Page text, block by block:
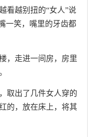
看越别扭的“女人”说
一笑，嘴里的牙齿都
，走进一间房，房里
取出了几件女人穿的
的，放在床上，将其